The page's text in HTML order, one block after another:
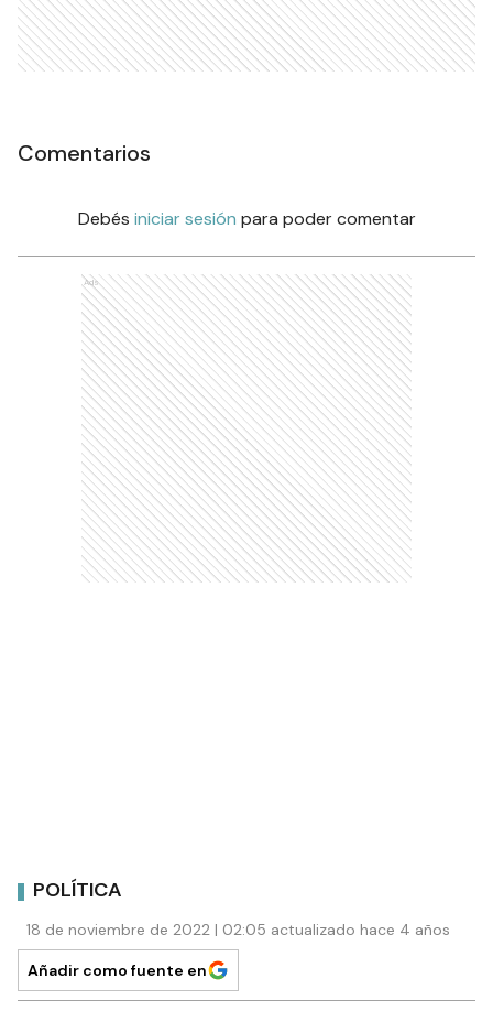
Comentarios
Debés iniciar sesión para poder comentar
Ads
POLÍTICA
18 de noviembre de 2022 | 02:05 actualizado hace 4 años
Añadir como fuente en